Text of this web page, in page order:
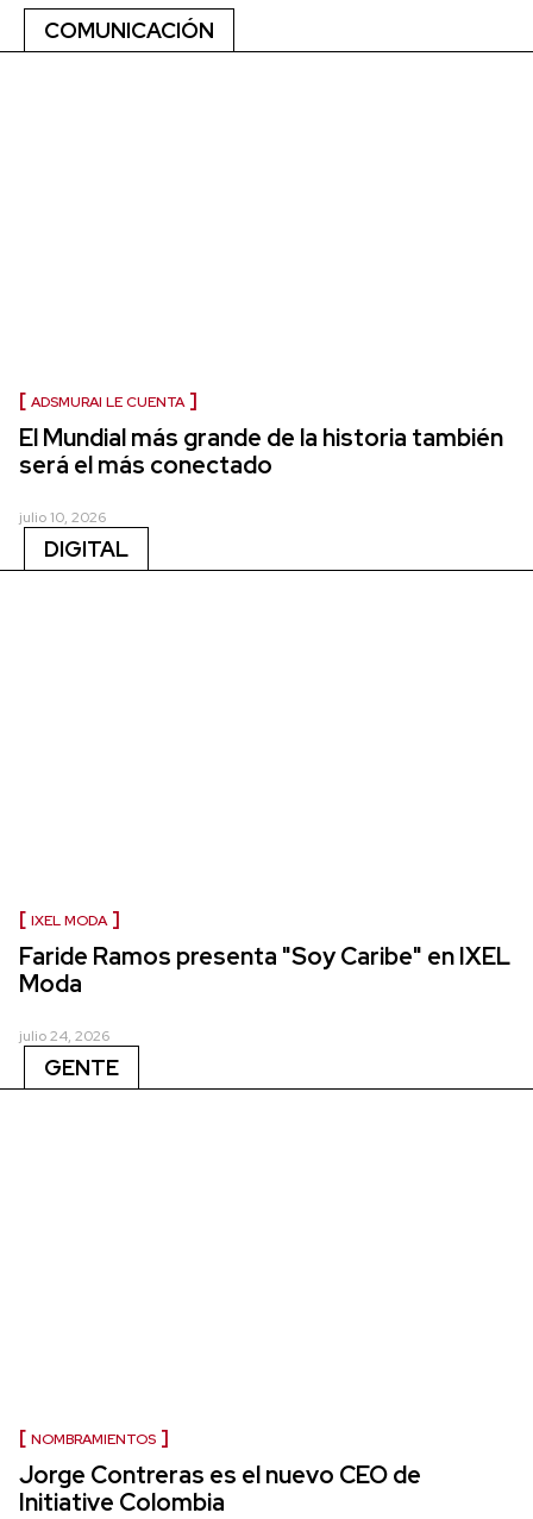
COMUNICACIÓN
ADSMURAI LE CUENTA
El Mundial más grande de la historia también
será el más conectado
julio 10, 2026
DIGITAL
IXEL MODA
Faride Ramos presenta "Soy Caribe" en IXEL
Moda
julio 24, 2026
GENTE
NOMBRAMIENTOS
Jorge Contreras es el nuevo CEO de
Initiative Colombia